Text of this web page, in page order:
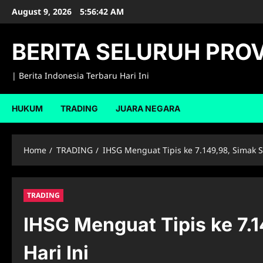
SkipAugust 9, 2026 5:56:43 AM
BERITA SELURUH
| Berita Indonesia Terbaru Hari Ini
HUKUM TRADING JUARA NEGARA
Home TRADING IHSG Menguat Tipis ke 7.149,98,
TRADING
IHSG Menguat Tipis ke
Hari Ini